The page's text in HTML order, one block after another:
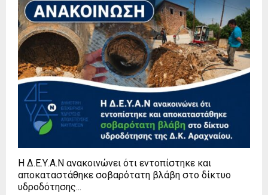
Η Δ.Ε.Υ.Α.Ν ανακοινώνει ότι εντοπίστηκε και
αποκαταστάθηκε σοβαρότατη βλάβη στο δίκτυο
υδροδότησης...